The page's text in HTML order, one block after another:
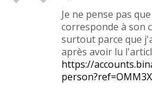
Je ne pense pas
corresponde à son
surtout parce que
après avoir lu
https://